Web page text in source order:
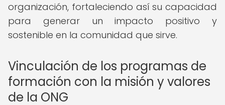
organización, fortaleciendo así su capacidad
para generar un impacto positivo y
sostenible en la comunidad que sirve.
Vinculación de los programas de
formación con la misión y valores
de la ONG